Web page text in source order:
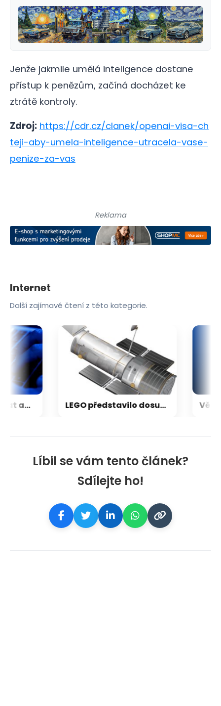
Jenže jakmile umělá inteligence dostane
přístup k penězům, začíná docházet ke
ztrátě kontroly.
Zdroj: https://cdr.cz/clanek/openai-visa-ch
teji-aby-umela-inteligence-utracela-vase-
penize-za-vas
Líbil se vám tento článek?
Sdílejte ho!
Reklama
Internet
Další zajímavé čtení z této kategorie.
Nestačí kontrolovat adresu webu. Nový útok na Microsoft využívá oficiální portál LEGO představilo dosud nejdetailnější model Hubbleova teleskopu